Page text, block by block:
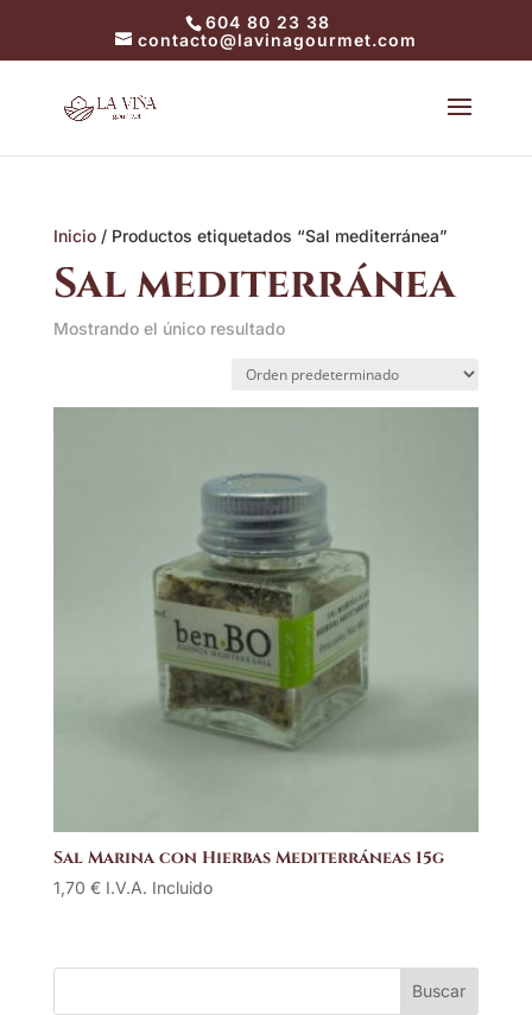
604 80 23 38
contacto@lavinagourmet.com
Inicio/ Productos etiquetados “Sal mediterránea”
Sal mediterránea
Mostrando el único resultado
Sal Marina con Hierbas Mediterráneas 15g
1,70 € I.V.A. Incluido
Buscar